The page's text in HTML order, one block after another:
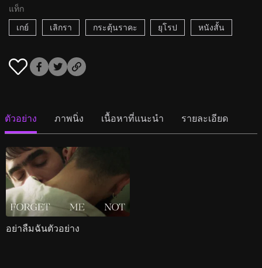
แท็ก
เกย์
เลิกรา กระตุ้นราคะ ยุโรป หนังสั้น
ตัวอย่าง ภาพนิ่ง เนื้อหาที่แนะนำ รายละเอียด
อย่าลืมฉันตัวอย่าง